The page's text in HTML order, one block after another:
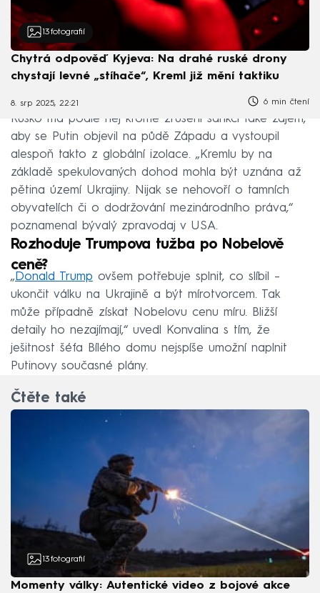
13 fotografií
Chytrá odpověď Kyjeva: Na drahé ruské drony
chystají levné „stíhače“, Kreml již mění taktiku
8. srp 2025, 22:21 6 min čtení
Rusko má podle něj kromě zrušení sankcí také zájem,
aby se Putin objevil na půdě Západu a vystoupil
alespoň takto z globální izolace. „Kremlu by na
základě spekulovaných dohod mohla být uznána až
pětina území Ukrajiny. Nijak se nehovoří o tamních
obyvatelích či o dodržování mezinárodního práva,“
poznamenal bývalý zpravodaj v USA.
Rozhoduje Trumpova tužba po Nobelově
ceně?
„Donald Trump ovšem potřebuje splnit, co slíbil –
ukončit válku na Ukrajině a být mírotvorcem. Tak
může případně získat Nobelovu cenu míru. Bližší
detaily ho nezajímají,“ uvedl Konvalina s tím, že
ješitnost šéfa Bílého domu nejspíše umožní naplnit
Putinovy současné plány.
Čtěte také
13 fotografií
Momenty války: Autentické video z bojové akce